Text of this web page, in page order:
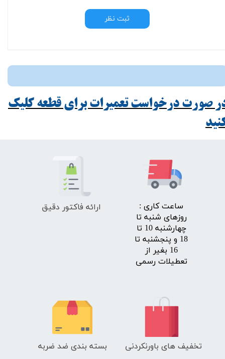
ثبت نظر
صورت درخواست تعمیرات برای قطعه کلیک
​ساعت کاری :
روزهای شنبه تا
چهارشنبه 10 تا
18 و پنجشنبه تا
16 بغیر از
تعطیلات رسمی
تخفیف های باورنکردنی بسته بندی ضد ضربه
ارائه فاکتور دقیق